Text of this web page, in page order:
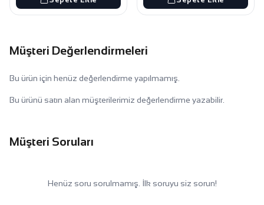
Müşteri Değerlendirmeleri
Bu ürün için henüz değerlendirme yapılmamış.
Bu ürünü satın alan müşterilerimiz değerlendirme yazabilir.
Müşteri Soruları
Henüz soru sorulmamış. İlk soruyu siz sorun!